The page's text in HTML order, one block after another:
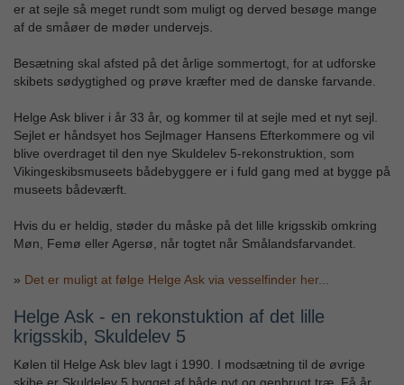
er at sejle så meget rundt som muligt og derved besøge mange
af de småøer de møder undervejs.
Besætning skal afsted på det årlige sommertogt, for at udforske
skibets sødygtighed og prøve kræfter med de danske farvande.
Helge Ask bliver i år 33 år, og kommer til at sejle med et nyt sejl.
Sejlet er håndsyet hos Sejlmager Hansens Efterkommere og vil
blive overdraget til den nye Skuldelev 5-rekonstruktion, som
Vikingeskibsmuseets bådebyggere er i fuld gang med at bygge på
museets bådeværft.
Hvis du er heldig, støder du måske på det lille krigsskib omkring
Møn, Femø eller Agersø, når togtet når Smålandsfarvandet.
» Det er muligt at følge Helge Ask via vesselfinder her...
Helge Ask - en rekonstuktion af det lille
krigsskib, Skuldelev 5
Kølen til Helge Ask blev lagt i 1990. I modsætning til de øvrige